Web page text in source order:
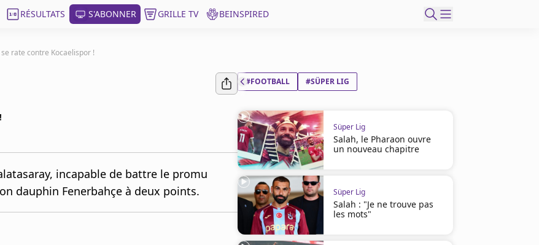
RÉSULTATS S'ABONNER GRILLE TV BEINSPIRED
rate contre Kocaelispor !
incapable de battre le promu
dauphin Fenerbahçe à deux points.
#FOOTBALL #SÜPER LIG
Süper Lig
Salah, le Pharaon ouvre
un nouveau chapitre
Süper Lig
Salah : "Je ne trouve pas
les mots"